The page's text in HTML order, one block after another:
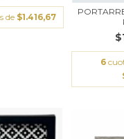
de $1.416,67
6